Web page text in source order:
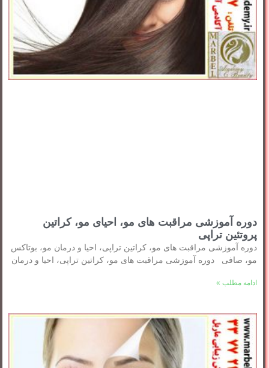
دوره آموزشی مراقبت های مو، احیای مو، کراتین
پروتئین تراپی
دوره آموزشی مراقبت های مو، کراتین تراپی، احیا و درمان مو، بوتاکس
مو، صافی دوره آموزشی مراقبت های مو، کراتین تراپی، احیا و درمان
ادامه مطلب »